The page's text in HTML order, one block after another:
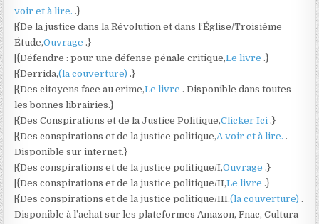
voir et à lire..}
|{De la justice dans la Révolution et dans l’Église/Troisième
Étude,Ouvrage.}
|{Défendre : pour une défense pénale critique,Le livre.}
|{Derrida,(la couverture).}
|{Des citoyens face au crime,Le livre. Disponible dans toutes
les bonnes librairies.}
|{Des Conspirations et de la Justice Politique,Clicker Ici.}
|{Des conspirations et de la justice politique,A voir et à lire..
Disponible sur internet.}
|{Des conspirations et de la justice politique/I,Ouvrage.}
|{Des conspirations et de la justice politique/II,Le livre.}
|{Des conspirations et de la justice politique/III,(la couverture).
Disponible à l’achat sur les plateformes Amazon, Fnac, Cultura